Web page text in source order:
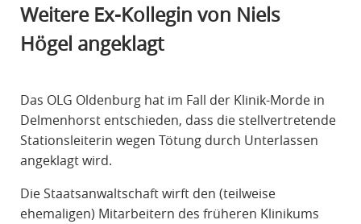
Weitere Ex-Kollegin von Niels
Högel angeklagt
Das OLG Oldenburg hat im Fall der Klinik-Morde in
Delmenhorst entschieden, dass die stellvertretende
Stationsleiterin wegen Tötung durch Unterlassen
angeklagt wird.
Die Staatsanwaltschaft wirft den (teilweise
ehemaligen) Mitarbeitern des früheren Klinikums